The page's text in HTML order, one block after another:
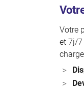
Votre
et 7j/7